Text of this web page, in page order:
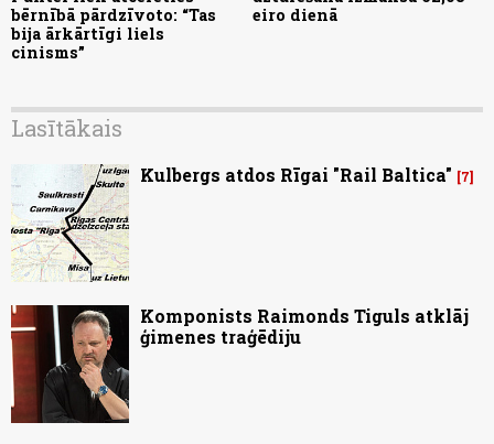
bērnībā pārdzīvoto: “Tas
bija ārkārtīgi liels
cinisms”
eiro dienā
Lasītākais
Kulbergs atdos Rīgai "Rail Baltica" 7
Komponists Raimonds Tiguls atklāj
ģimenes traģēdiju